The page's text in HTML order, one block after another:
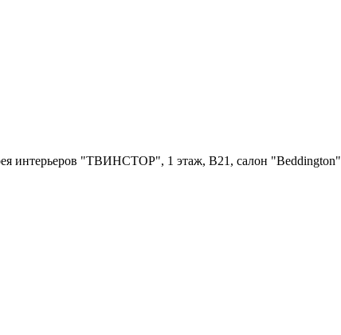
интерьеров "ТВИНСТОР", 1 этаж, B21, салон "Beddington"